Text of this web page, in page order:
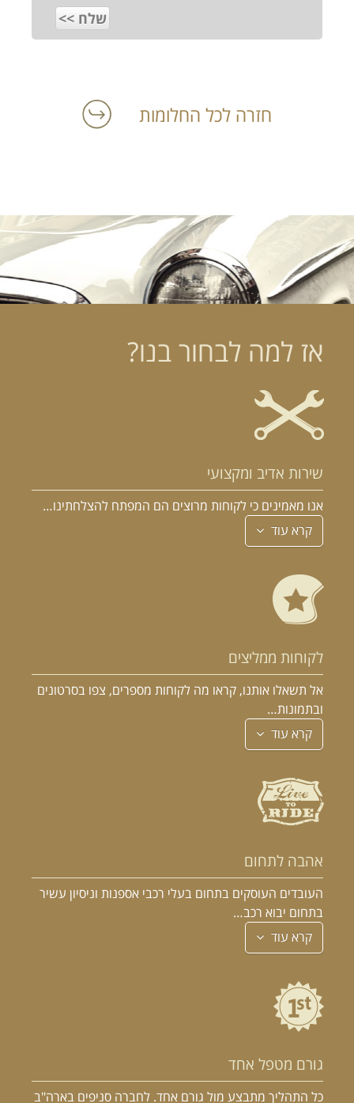
חזרה לכל החלומות
אז למה לבחור בנו?
שירות אדיב ומקצועי
אנו מאמינים כי לקוחות מרוצים הם המפתח להצלחתינו…
קרא עוד
לקוחות ממליצים
אל תשאלו אותנו, קראו מה לקוחות מספרים, צפו בסרטונים
ובתמונות…
קרא עוד
אהבה לתחום
העובדים העוסקים בתחום בעלי רכבי אספנות וניסיון עשיר
בתחום יבוא רכב…
קרא עוד
גורם מטפל אחד
כל התהליך מתבצע מול גורם אחד. לחברה סניפים בארה"ב